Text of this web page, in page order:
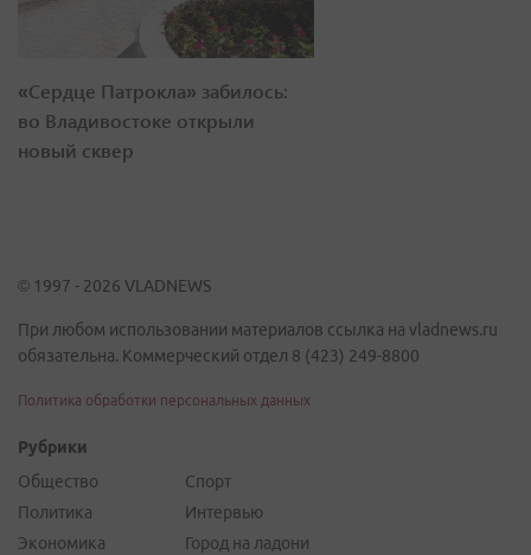
«Сердце Патрокла» забилось:
во Владивостоке открыли
новый сквер
© 1997 - 2026 VLADNEWS
При любом использовании материалов ссылка на vladnews.ru
обязательна. Коммерческий отдел 8 (423) 249-8800
Политика обработки персональных данных
Рубрики
Общество
Политика
Экономика
Спорт
Интервью
Город на ладони